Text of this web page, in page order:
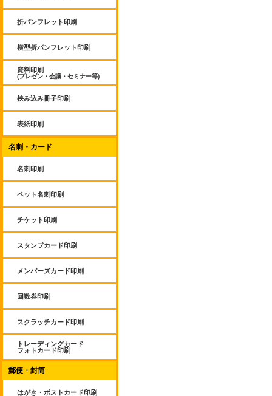
折パンフレット印刷
横型折パンフレット印刷
資料印刷
(プレゼン・会議・セミナー等)
挟み込み冊子印刷
表紙印刷
名刺・カード
名刺印刷
ペット名刺印刷
チケット印刷
スタンプカード印刷
メンバーズカード印刷
回数券印刷
スクラッチカード印刷
トレーディングカード
フォトカード印刷
郵便・封筒
はがき・ポストカード印刷